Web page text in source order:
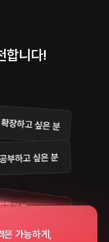
합니다!
은 가능하게,